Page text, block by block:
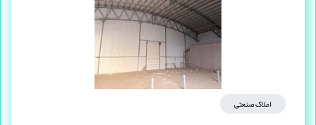
املاک صنعتی